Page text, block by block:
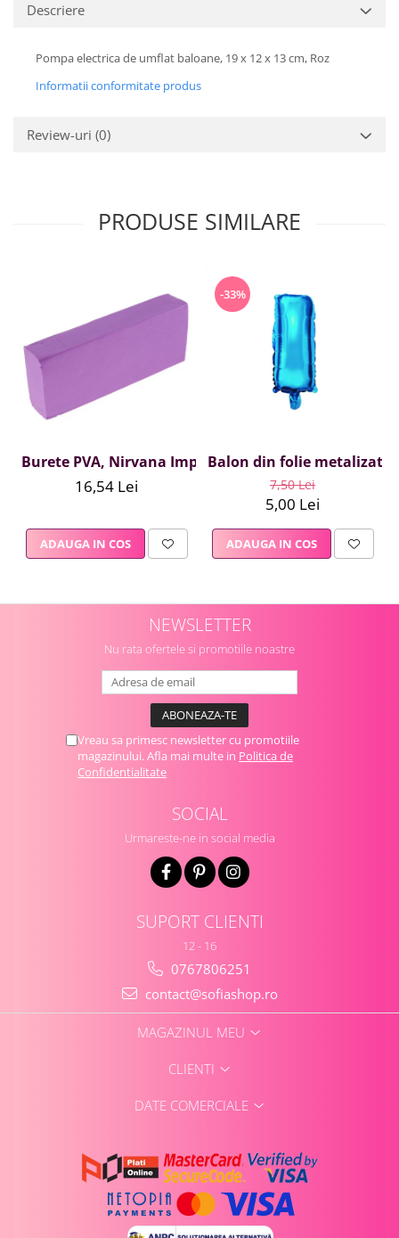
Descriere
Pompa electrica de umflat baloane, 19 x 12 x 13 cm, Roz
Informatii conformitate produs
Review-uri (0)
PRODUSE SIMILARE
Burete PVA, Nirvana Impex, 1 buc, mov
16,54 Lei
ADAUGA IN COS
-33%
Balon din folie metalizata
7,50 Lei
5,00 Lei
ADAUGA IN COS
NEWSLETTER
Nu rata ofertele si promotiile noastre
Vreau sa primesc newsletter cu promotiile
magazinului. Afla mai multe in Politica de
Confidentialitate
SOCIAL
Urmareste-ne in social media
SUPORT CLIENTI
12 - 16
0767806251
contact@sofiashop.ro
MAGAZINUL MEU
CLIENTI
DATE COMERCIALE